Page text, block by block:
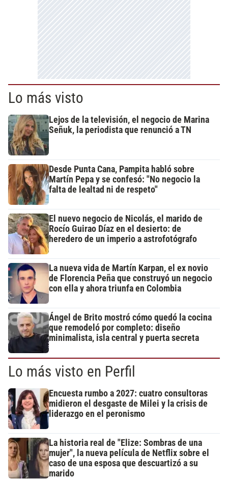
Lo más visto
Lejos de la televisión, el negocio de Marina
Señuk, la periodista que renunció a TN
Desde Punta Cana, Pampita habló sobre
Martín Pepa y se confesó: "No negocio la
falta de lealtad ni de respeto"
El nuevo negocio de Nicolás, el marido de
Rocío Guirao Díaz en el desierto: de
heredero de un imperio a astrofotógrafo
La nueva vida de Martín Karpan, el ex novio
de Florencia Peña que construyó un negocio
con ella y ahora triunfa en Colombia
Ángel de Brito mostró cómo quedó la cocina
que remodeló por completo: diseño
minimalista, isla central y puerta secreta
Lo más visto en Perfil
Encuesta rumbo a 2027: cuatro consultoras
midieron el desgaste de Milei y la crisis de
liderazgo en el peronismo
La historia real de "Elize: Sombras de una
mujer", la nueva película de Netflix sobre el
caso de una esposa que descuartizó a su
marido